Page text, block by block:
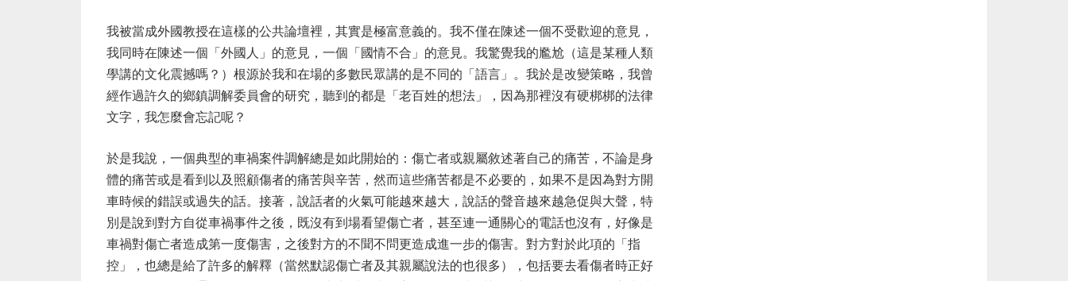
我被當成外國教授在這樣的公共論壇裡，其實是極富意義的。我不僅在陳述一個不受歡迎的意見，
我同時在陳述一個「外國人」的意見，一個「國情不合」的意見。我驚覺我的尷尬（這是某種人類
學講的文化震撼嗎？）根源於我和在場的多數民眾講的是不同的「語言」。我於是改變策略，我曾
經作過許久的鄉鎮調解委員會的研究，聽到的都是「老百姓的想法」，因為那裡沒有硬梆梆的法律
文字，我怎麼會忘記呢？
於是我說，一個典型的車禍案件調解總是如此開始的：傷亡者或親屬敘述著自己的痛苦，不論是身
體的痛苦或是看到以及照顧傷者的痛苦與辛苦，然而這些痛苦都是不必要的，如果不是因為對方開
車時候的錯誤或過失的話。接著，說話者的火氣可能越來越大，說話的聲音越來越急促與大聲，特
別是說到對方自從車禍事件之後，既沒有到場看望傷亡者，甚至連一通關心的電話也沒有，好像是
車禍對傷亡者造成第一度傷害，之後對方的不聞不問更造成進一步的傷害。對方對於此項的「指
控」，也總是給了許多的解釋（當然默認傷亡者及其親屬說法的也很多），包括要去看傷者時正好